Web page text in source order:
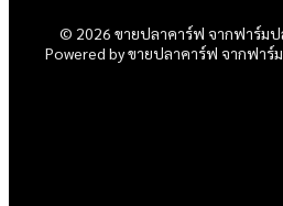
© 2026 ขายปลาคาร์ฟ จากฟาร์มป
Powered by ขายปลาคาร์ฟ จากฟาร์